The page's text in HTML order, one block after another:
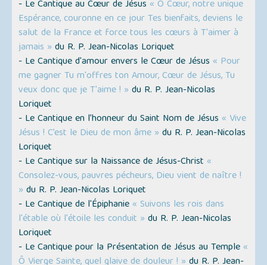
- Le Cantique au Cœur de Jésus « Ô Cœur, notre unique
Espérance, couronne en ce jour Tes bienfaits, deviens le
salut de la France et force tous les cœurs à T'aimer à
jamais » du R. P. Jean-Nicolas Loriquet
- Le Cantique d'amour envers le Cœur de Jésus « Pour
me gagner Tu m'offres ton Amour, Cœur de Jésus, Tu
veux donc que je T'aime ! » du R. P. Jean-Nicolas
Loriquet
- Le Cantique en l’honneur du Saint Nom de Jésus « Vive
Jésus ! C’est le Dieu de mon âme » du R. P. Jean-Nicolas
Loriquet
- Le Cantique sur la Naissance de Jésus-Christ «
Consolez-vous, pauvres pécheurs, Dieu vient de naître !
» du R. P. Jean-Nicolas Loriquet
- Le Cantique de l'Épiphanie « Suivons les rois dans
l'étable où l'étoile les conduit » du R. P. Jean-Nicolas
Loriquet
- Le Cantique pour la Présentation de Jésus au Temple «